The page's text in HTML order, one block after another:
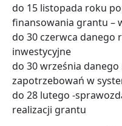
do 15 listopada roku
finansowania grantu –
do 30 czerwca danego
inwestycyjne
do 30 września danego
zapotrzebowań w
do 28 lutego -
realizacji grantu